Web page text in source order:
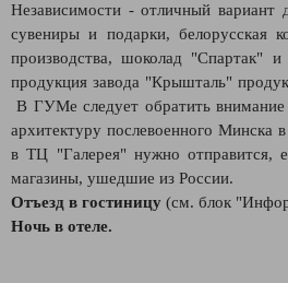
Независимости - отличный вариант
сувениры и подарки, белорусская
производства, шоколад "Спартак" и
продукция завода "Крышталь"
В ГУМе следует обратить внимание
архитектуру послевоенного Минска
в ТЦ "Галерея" нужно отправится,
магазины, ушедшие из России.
Отъезд в гостиницу (см. блок
Ночь в отеле.